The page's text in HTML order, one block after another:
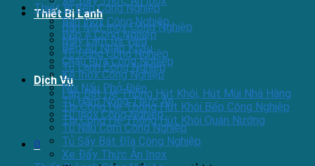
Thiết Bị Lạnh
Bàn Mát Inox Công Nghiệp
Máy Làm Đá Viên
Tủ Đông Công Nghiệp
Tủ Lạnh Công Nghiệp
Dịch Vụ
Lắp Đặt Hệ Thống Hút Khói, Hút Mùi Nhà Hàng
Thi Công Hệ Thống Hút Khói Bếp Công Nghiệp
Thi Công Hệ Thống Hút Khói Quán Nướng
0
Thiết Bị Bếp Công Nghiệp
Bàn Inox Công Nghiệp
Bếp Á Công Nghiệp
Bếp Âu Nhập Khẩu
Chậu Rửa Công Nghiệp
Kệ Inox Công Nghiệp
Nồi Nấu Phở Điện
Tủ Hâm Nóng Thức Ăn
Tủ Inox Công Nghiệp
Tủ Nấu Cơm Công Nghiệp
Tủ Sấy Bát Đĩa Công Nghiệp
Xe Đẩy Thức Ăn Inox